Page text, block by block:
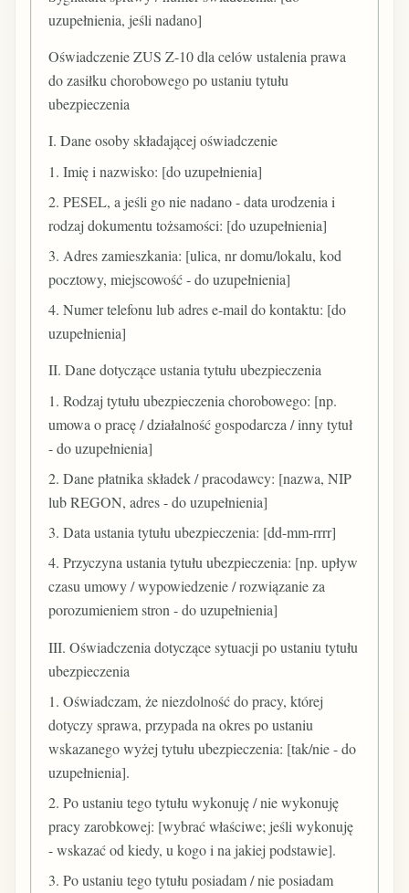
uzupełnienia, jeśli nadano]
Oświadczenie ZUS Z-10 dla celów ustalenia prawa
do zasiłku chorobowego po ustaniu tytułu
ubezpieczenia
I. Dane osoby składającej oświadczenie
1. Imię i nazwisko: [do uzupełnienia]
2. PESEL, a jeśli go nie nadano - data urodzenia i
rodzaj dokumentu tożsamości: [do uzupełnienia]
3. Adres zamieszkania: [ulica, nr domu/lokalu, kod
pocztowy, miejscowość - do uzupełnienia]
4. Numer telefonu lub adres e-mail do kontaktu: [do
uzupełnienia]
II. Dane dotyczące ustania tytułu ubezpieczenia
1. Rodzaj tytułu ubezpieczenia chorobowego: [np.
umowa o pracę / działalność gospodarcza / inny tytuł
- do uzupełnienia]
2. Dane płatnika składek / pracodawcy: [nazwa, NIP
lub REGON, adres - do uzupełnienia]
3. Data ustania tytułu ubezpieczenia: [dd-mm-rrrr]
4. Przyczyna ustania tytułu ubezpieczenia: [np. upływ
czasu umowy / wypowiedzenie / rozwiązanie za
porozumieniem stron - do uzupełnienia]
III. Oświadczenia dotyczące sytuacji po ustaniu tytułu
ubezpieczenia
1. Oświadczam, że niezdolność do pracy, której
dotyczy sprawa, przypada na okres po ustaniu
wskazanego wyżej tytułu ubezpieczenia: [tak/nie - do
uzupełnienia].
2. Po ustaniu tego tytułu wykonuję / nie wykonuję
pracy zarobkowej: [wybrać właściwe; jeśli wykonuję
- wskazać od kiedy, u kogo i na jakiej podstawie].
3. Po ustaniu tego tytułu posiadam / nie posiadam